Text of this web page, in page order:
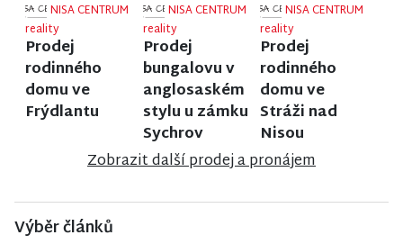
NISA CENTRUM
reality
Prodej
rodinného
domu ve
Frýdlantu
NISA CENTRUM
reality
Prodej
bungalovu v
anglosaském
stylu u zámku
Sychrov
NISA CENTRUM
reality
Prodej
rodinného
domu ve
Stráži nad
Nisou
Zobrazit další prodej a pronájem
Výběr článků